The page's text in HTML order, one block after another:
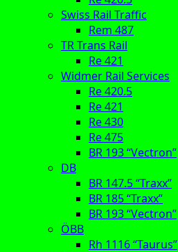
Swiss Rail Traffic
Rem 487
TR Trans Rail
Re 421
Widmer Rail Services
Re 420.5
Re 421
Re 430
Re 475
BR 193 “Vectron”
DB
BR 147.5 “Traxx”
BR 185 “Traxx”
BR 193 “Vectron”
ÖBB
Rh 1116 “Taurus”